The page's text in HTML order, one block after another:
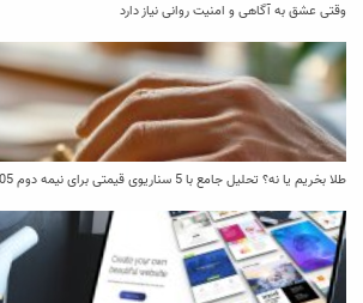
وقتی عشق به آگاهی و امنیت روانی نیاز دارد
طلا بخریم یا نه؟ تحلیل جامع با 5 سناریوی قیمتی برای نیمه دوم 1405